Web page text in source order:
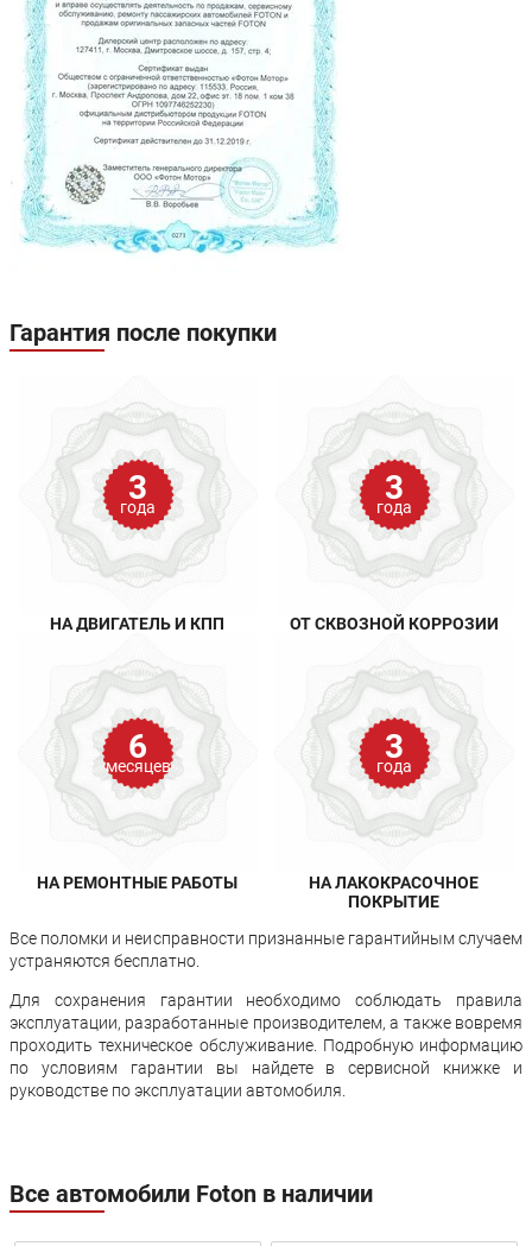
Гарантия после покупки
3
года
НА ДВИГАТЕЛЬ И КПП
3
года
ОТ СКВОЗНОЙ КОРРОЗИИ
6
месяцев
НА РЕМОНТНЫЕ РАБОТЫ
3
года
НА ЛАКОКРАСОЧНОЕ
ПОКРЫТИЕ
Все поломки и неисправности признанные гарантийным случаем
устраняются бесплатно.
Для сохранения гарантии необходимо соблюдать правила
эксплуатации, разработанные производителем, а также вовремя
проходить техническое обслуживание. Подробную информацию
по условиям гарантии вы найдете в сервисной книжке и
руководстве по эксплуатации автомобиля.
Все автомобили Foton в наличии